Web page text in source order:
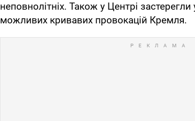
неповнолітніх. Також у Центрі застерегли
можливих кривавих провокацій Кремля.